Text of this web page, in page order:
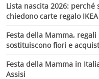
Lista nascita 2026:
chiedono carte regalo
Festa della Mamma,
sostituiscono fiori e
Festa della Mamma in
Assisi